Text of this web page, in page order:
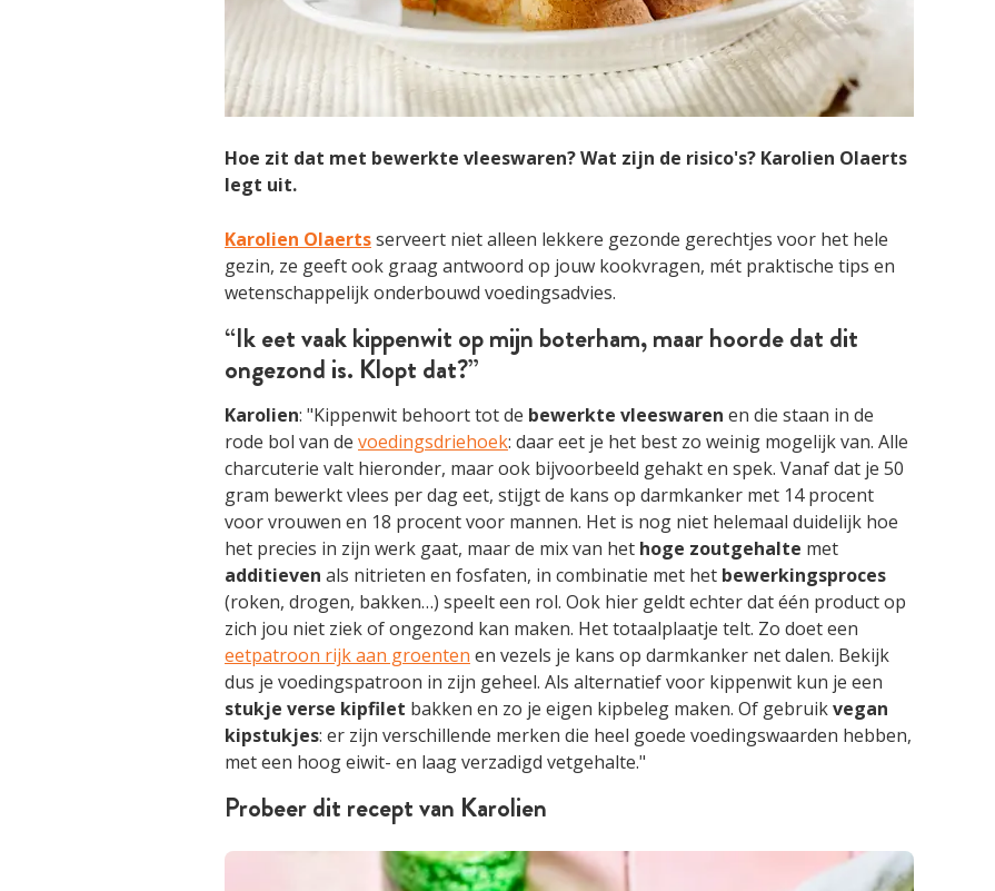
Hoe zit dat met bewerkte vleeswaren? Wat zijn de risico's? Karolien Olaerts
legt uit.
Karolien Olaertsserveert niet alleen lekkere gezonde gerechtjes voor het hele
gezin, ze geeft ook graag antwoord op jouw kookvragen, mét praktische tips en
wetenschappelijk onderbouwd voedingsadvies.
“Ik eet vaak kippenwit op mijn boterham, maar hoorde dat dit
ongezond is. Klopt dat?”
Karolien: "Kippenwit behoort tot de bewerkte vleeswaren en die staan in de
rode bol van de voedingsdriehoek: daar eet je het best zo weinig mogelijk van. Alle
charcuterie valt hieronder, maar ook bijvoorbeeld gehakt en spek. Vanaf dat je 50
gram bewerkt vlees per dag eet, stijgt de kans op darmkanker met 14 procent
voor vrouwen en 18 procent voor mannen. Het is nog niet helemaal duidelijk hoe
het precies in zijn werk gaat, maar de mix van het hoge zoutgehalte met
additieven als nitrieten en fosfaten, in combinatie met het bewerkingsproces
(roken, drogen, bakken…) speelt een rol. Ook hier geldt echter dat één product op
zich jou niet ziek of ongezond kan maken. Het totaalplaatje telt. Zo doet een
eetpatroon rijk aan groenten en vezels je kans op darmkanker net dalen. Bekijk
dus je voedingspatroon in zijn geheel. Als alternatief voor kippenwit kun je een
stukje verse kipfilet bakken en zo je eigen kipbeleg maken. Of gebruikvegan
kipstukjes: er zijn verschillende merken die heel goede voedingswaarden hebben,
met een hoog eiwit- en laag verzadigd vetgehalte."
Probeer dit recept van Karolien